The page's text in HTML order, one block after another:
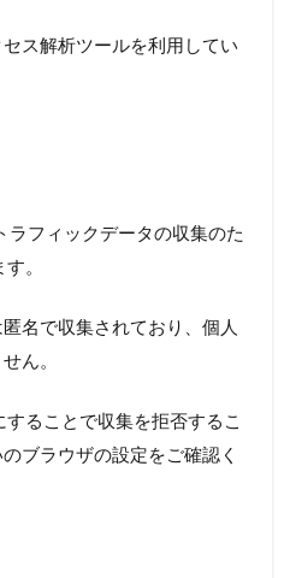
ス解析ツールを利用してい
フィックデータの収集のた
。
名で収集されており、個人
ん。
ることで収集を拒否するこ
ブラウザの設定をご確認く